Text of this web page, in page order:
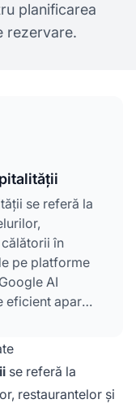
planificarea
rezervare.
se referă la
în
pe platforme
AI
eficient apare
de
ul
pe
se referă la
restaurantelor și